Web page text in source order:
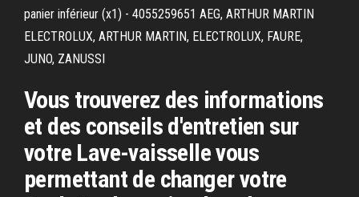
panier inférieur (x1) - 4055259651 AEG, ARTHUR MARTIN
ELECTROLUX, ARTHUR MARTIN, ELECTROLUX, FAURE,
JUNO, ZANUSSI
Vous trouverez des informations
et des conseils d'entretien sur
votre Lave-vaisselle vous
permettant de changer votre